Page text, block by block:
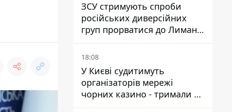
ЗСУ стримують спроби
російських диверсійних
груп прорватися до Лимана
- Трегубов
18:08
У Києві судитимуть
організаторів мережі
чорних казино - тримали 39
закладів